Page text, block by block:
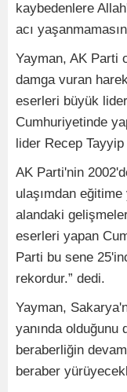
kaybedenlere
acı
Yayman, AK Parti
damga vuran
eserleri büyük
Cumhuriyetinde
lider Recep Tayyip
AK Parti'nin
ulaşımdan
alandaki
eserleri yapan
Parti bu sene
rekordur.” dedi.
Yayman,
yanında
beraberliğin
beraber